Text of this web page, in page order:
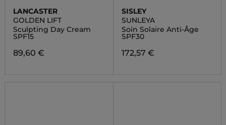
LANCASTER
GOLDEN LIFT
Sculpting Day Cream
SPF15
89,60 €
SISLEY
SUNLEYA
Soin Solaire Anti-Âge
SPF30
172,57 €